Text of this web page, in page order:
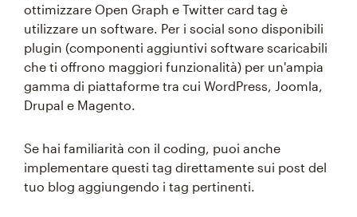
ottimizzare Open Graph e Twitter card tag è
utilizzare un software. Per i social sono disponibili
plugin (componenti aggiuntivi software scaricabili
che ti offrono maggiori funzionalità) per un'ampia
gamma di piattaforme tra cui WordPress, Joomla,
Drupal e Magento.
Se hai familiarità con il coding, puoi anche
implementare questi tag direttamente sui post del
tuo blog aggiungendo i tag pertinenti.